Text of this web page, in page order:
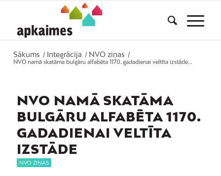
Sākums / Integrācija / NVO ziņas
/
NVO namā skatāma bulgāru alfabēta 1170. gadadienai veltīta izstāde...
NVO NAMĀ SKATĀMA
BULGĀRU ALFABĒTA 1170.
GADADIENAI VELTĪTA
IZSTĀDE
NVO ZIŅAS